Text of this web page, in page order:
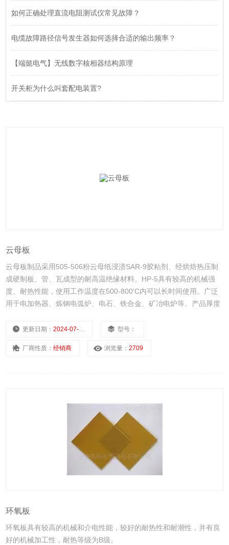
如何正确处理直流电阻测试仪常见故障？
电缆故障路径信号发生器如何选择合适的输出频率？
【端懿电气】无线数字核相器结构原理
开关柜为什么叫套配电装置?
云母板
云母板制品采用505-506粉云母纸浸渍SAR-9胶粘剂、经烘焙热压制
成硬制板、管、瓦成型的耐高温绝缘材料。HP-5具有较高的机械强
度、耐热性能，使用工作温度在500-800'C内可以长时间使用。广泛
用于电加热器、炼钢电弧炉、电石、铁合金、矿冶电炉等。产品厚度
更新日期：2024-07-24 型号：
厂商性质：经销商 浏览量：2709
环氧板
环氧板具有较高的机械和介电性能，较好的耐热性和耐潮性，并有良
好的机械加工性，耐热等级为B级。